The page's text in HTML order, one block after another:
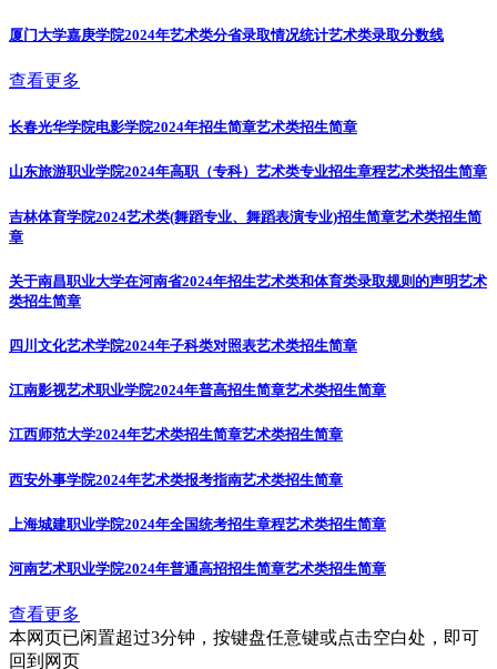
厦门大学嘉庚学院2024年艺术类分省录取情况统计艺术类录取分数线
查看更多
长春光华学院电影学院2024年招生简章艺术类招生简章
山东旅游职业学院2024年高职（专科）艺术类专业招生章程艺术类招生简章
吉林体育学院2024艺术类(舞蹈专业、舞蹈表演专业)招生简章艺术类招生简
章
关于南昌职业大学在河南省2024年招生艺术类和体育类录取规则的声明艺术
类招生简章
四川文化艺术学院2024年子科类对照表艺术类招生简章
江南影视艺术职业学院2024年普高招生简章艺术类招生简章
江西师范大学2024年艺术类招生简章艺术类招生简章
西安外事学院2024年艺术类报考指南艺术类招生简章
上海城建职业学院2024年全国统考招生章程艺术类招生简章
河南艺术职业学院2024年普通高招招生简章艺术类招生简章
查看更多
本网页已闲置超过3分钟，按键盘任意键或点击空白处，即可
回到网页